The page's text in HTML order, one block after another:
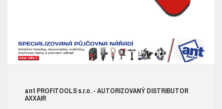
ant PROFITOOLSs.r.o. - AUTORIZOVANÝ DISTRIBUTOR
AXXAIR